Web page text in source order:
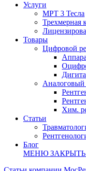
Услуги
МРТ 3 Тесла
Трехмерная
Товары
Цифровой
Аналоговый
Хим.
Статьи
Блог
МЕНЮ ЗАКРЫТЬ